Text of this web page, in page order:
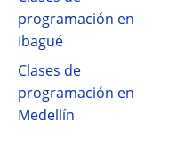
programación en
Ibagué
Clases de
programación en
Medellín